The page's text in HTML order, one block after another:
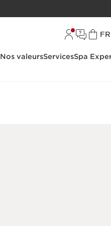
FR
Nos valeursServicesSpa